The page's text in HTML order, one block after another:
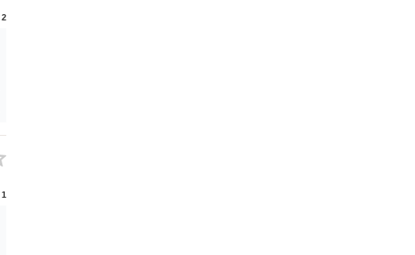
2
1